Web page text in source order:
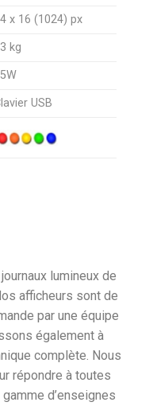
x 16 (1024) px
kg
USB
lumineux de
afficheurs sont de
par une équipe
également à
complète. Nous
répondre à toutes
d’enseignes